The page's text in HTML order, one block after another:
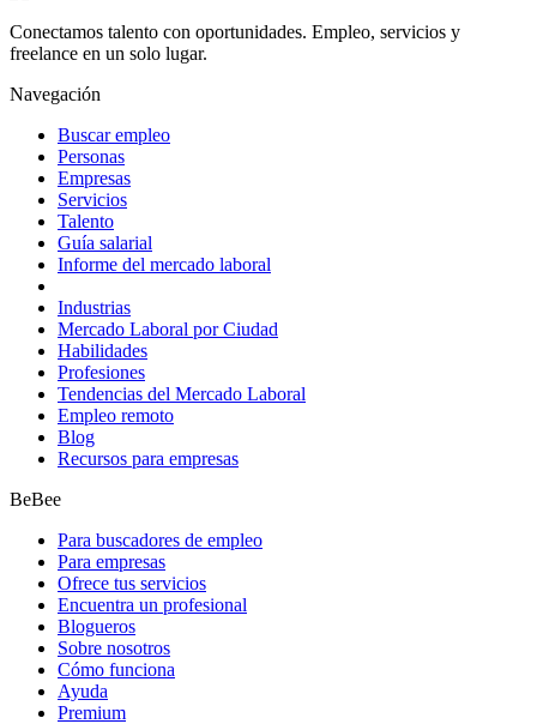
Conectamos talento con oportunidades. Empleo, servicios y
freelance en un solo lugar.
Navegación
Buscar empleo
Personas
Empresas
Servicios
Talento
Guía salarial
Informe del mercado laboral
Industrias
Mercado Laboral por Ciudad
Habilidades
Profesiones
Tendencias del Mercado Laboral
Empleo remoto
Blog
Recursos para empresas
BeBee
Para buscadores de empleo
Para empresas
Ofrece tus servicios
Encuentra un profesional
Blogueros
Sobre nosotros
Cómo funciona
Ayuda
Premium